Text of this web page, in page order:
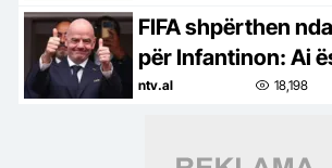
bujshëm
FIFA shpërthen
për Infantinon: Ai
zgjedhur në mënyrë
ntv.al 18,198